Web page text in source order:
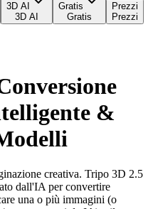
3D AI
3D AI
Gratis
Gratis
Prezzi
Prezzi
&
creativa. Tripo 3D 2.5
dall'IA per convertire
una o più immagini (o